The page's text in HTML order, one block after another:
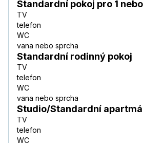
Standardní pokoj pro 1
TV
telefon
WC
vana nebo sprcha
Standardní rodinný pokoj
TV
telefon
WC
vana nebo sprcha
Studio/Standardní
TV
telefon
WC